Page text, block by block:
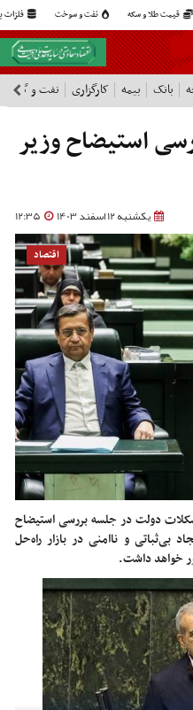
قیمت طلا و سکه نفت و سوخت فلزات
بانک بیمه کارگزاری نفت و گاز
استیضاح وزیر
یکشنبه 12 اسفند 1403 12:35
اقتصاد
دولت در جلسه بررسی استیضاح
و ناامنی در بازار راه‌حل
خواهد داشت.